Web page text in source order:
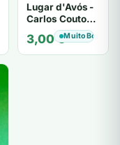
Lugar d'Avós -
Carlos Couto
Amaral
3,00€Muito Bom